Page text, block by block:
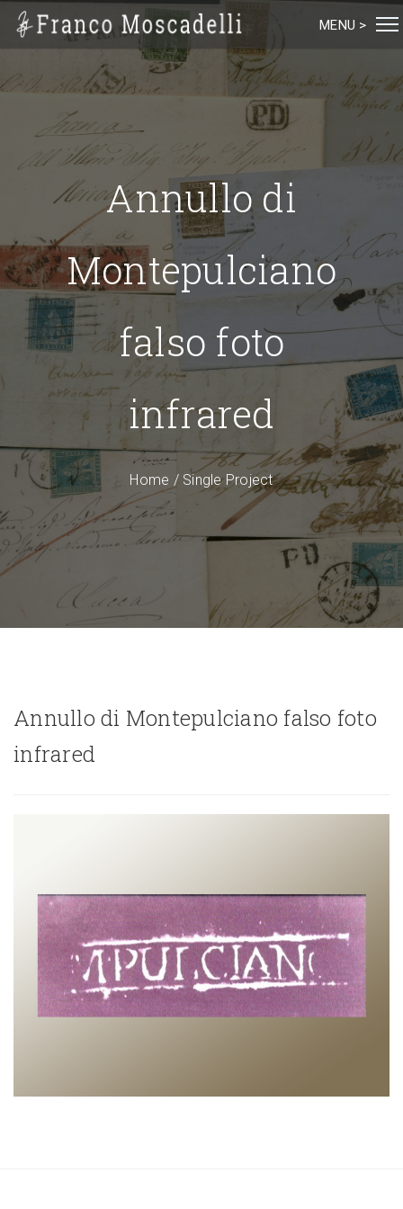
Annullo di
Montepulciano
falso foto
infrared
Home / Single Project
Annullo di Montepulciano falso foto
infrared
MENU >